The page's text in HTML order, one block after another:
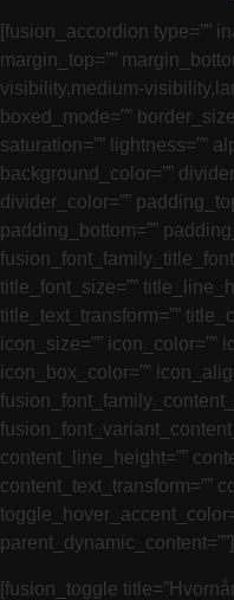
[fusion_accordion type=””
margin_top=””
visibility,medium-
boxed_mode=””
saturation=”” lightness=””
background_color=””
divider_color=””
padding_bottom=””
title_font_size=””
title_text_transform=””
icon_size=”” icon_color=””
icon_box_color=””
content_line_height=””
content_text_transform=””
parent_dynamic_content=””]
[fusion_toggle